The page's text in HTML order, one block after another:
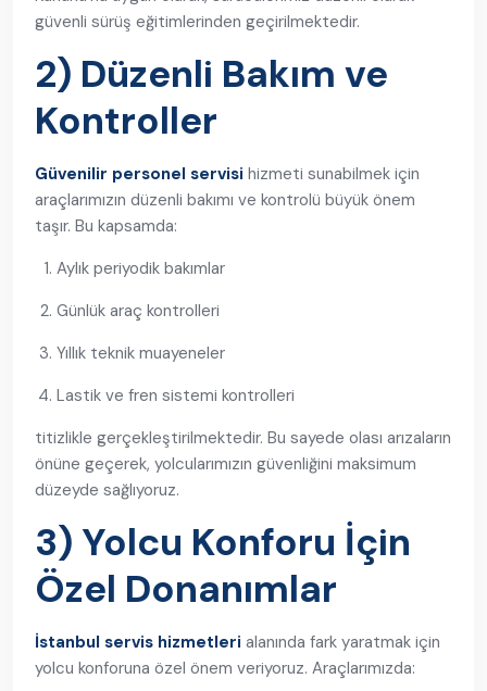
güvenli sürüş eğitimlerinden geçirilmektedir.
2) Düzenli Bakım ve
Kontroller
Güvenilir personel servisi hizmeti sunabilmek için
araçlarımızın düzenli bakımı ve kontrolü büyük önem
taşır. Bu kapsamda:
Aylık periyodik bakımlar
Günlük araç kontrolleri
Yıllık teknik muayeneler
Lastik ve fren sistemi kontrolleri
titizlikle gerçekleştirilmektedir. Bu sayede olası arızaların
önüne geçerek, yolcularımızın güvenliğini maksimum
düzeyde sağlıyoruz.
3) Yolcu Konforu İçin
Özel Donanımlar
İstanbul servis hizmetleri alanında fark yaratmak için
yolcu konforuna özel önem veriyoruz. Araçlarımızda: